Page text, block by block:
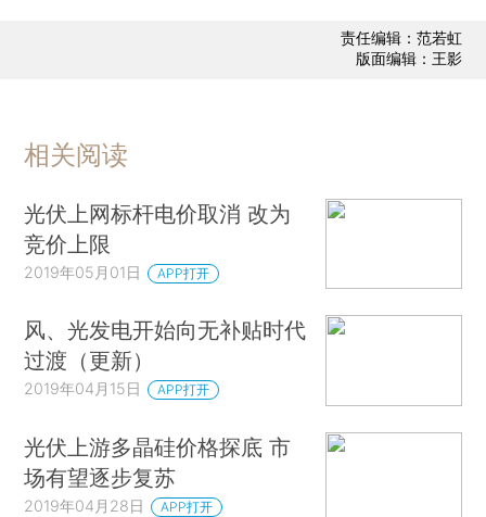
责任编辑：范若虹
版面编辑：王影
相关阅读
光伏上网标杆电价取消 改为
竞价上限
2019年05月01日 APP打开
风、光发电开始向无补贴时代
过渡（更新）
2019年04月15日 APP打开
光伏上游多晶硅价格探底 市
场有望逐步复苏
2019年04月28日 APP打开